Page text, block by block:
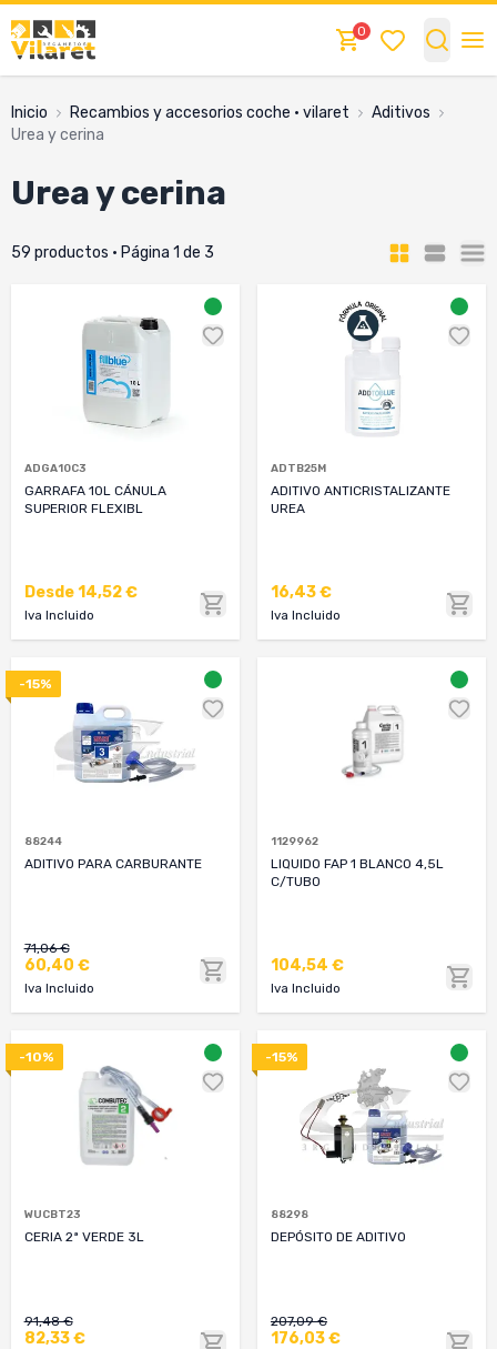
0
Inicio recambios y accesorios coche · vilaret
aditivos
urea y cerina
urea y cerina
59 productos · Página 1 de 3
ADGA10C3
GARRAFA 10L CÁNULA
SUPERIOR FLEXIBL
Desde14,52 €
Iva Incluido
ADTB25M
ADITIVO ANTICRISTALIZANTE
UREA
16,43 €
Iva Incluido
-15%
88244
ADITIVO PARA CARBURANTE
71,06 €
60,40 €
Iva Incluido
1129962
LIQUIDO FAP 1 BLANCO 4,5L
C/TUBO
104,54 €
Iva Incluido
-10%
WUCBT23
CERIA 2ª VERDE 3L
91,48 €
82,33 €
-15%
88298
DEPÓSITO DE ADITIVO
207,09 €
176,03 €